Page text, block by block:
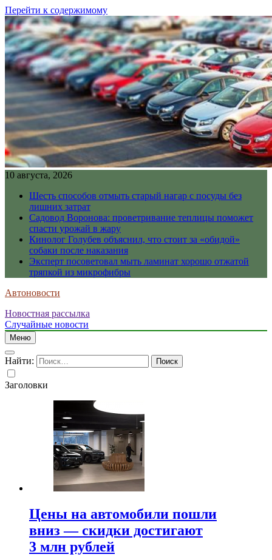
Перейти к содержимому
10 августа, 2026
Шесть способов отмыть старый нагар с посуды без
лишних затрат
Садовод Воронова: проветривание теплицы поможет
спасти урожай в жару
Кинолог Голубев объяснил, что стоит за «обидой»
собаки после наказания
Эксперт посоветовал мыть ламинат хорошо отжатой
тряпкой из микрофибры
Автоновости
Новостная рассылка
Случайные новости
Меню
Найти:
Заголовки
Цены на автомобили пошли
вниз — скидки достигают
3 млн рублей